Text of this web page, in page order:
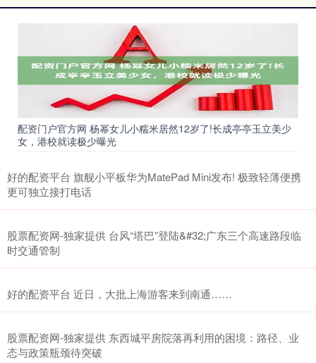
配资门户官方网 杨幂女儿小糯米居然12岁了!长成亭亭玉立美少
女，港校就读极少曝光
好的配资平台 旗舰小平板华为MatePad Mini发布! 极致轻薄便携
更可独立接打电话
股票配资网-独家提供 台风“塔巴”登陆&#32;广东三个高速路段临
时交通管制
好的配资平台 近日，大批上海游客来到南通……
股票配资网-独家提供 东西城平房院落再利用的困境：路径、业
态与政策瓶颈待突破